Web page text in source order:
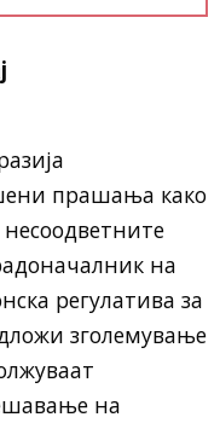
прашања како
на
регулатива за
зголемување
на